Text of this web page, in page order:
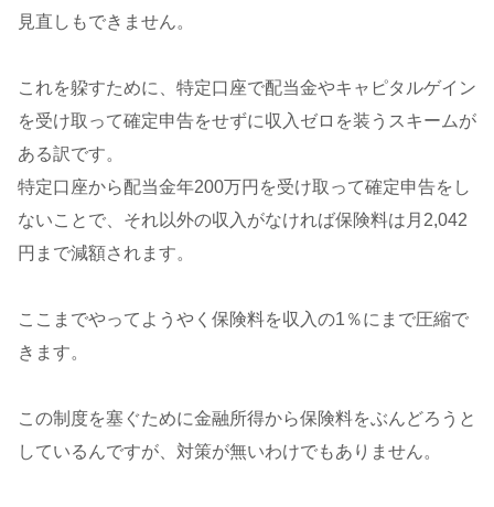
見直しもできません。
これを躱すために、特定口座で配当金やキャピタルゲイン
を受け取って確定申告をせずに収入ゼロを装うスキームが
ある訳です。
特定口座から配当金年200万円を受け取って確定申告をし
ないことで、それ以外の収入がなければ保険料は月2,042
円まで減額されます。
ここまでやってようやく保険料を収入の1％にまで圧縮で
きます。
この制度を塞ぐために金融所得から保険料をぶんどろうと
しているんですが、対策が無いわけでもありません。